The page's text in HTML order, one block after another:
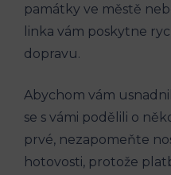
památky ⁣ve‌ městě
linka vám poskytne
dopravu.
Abychom ⁣vám​
‌se ‌s vámi ⁤podělili o
prvé, ‍nezapomeňte
hotovosti, protože